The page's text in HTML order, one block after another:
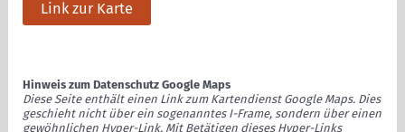
Link zur Karte
Hinweis zum Datenschutz Google Maps
Diese Seite enthält einen Link zum Kartendienst Google Maps. Dies
geschieht nicht über ein sogenanntes I-Frame, sondern über einen
gewöhnlichen Hyper-Link. Mit Betätigen dieses Hyper-Links